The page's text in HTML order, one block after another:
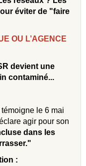
éviter de "faire
OU L’AGENCE
devient une
contaminé...
le 6 mai
agir pour son
dans les
: